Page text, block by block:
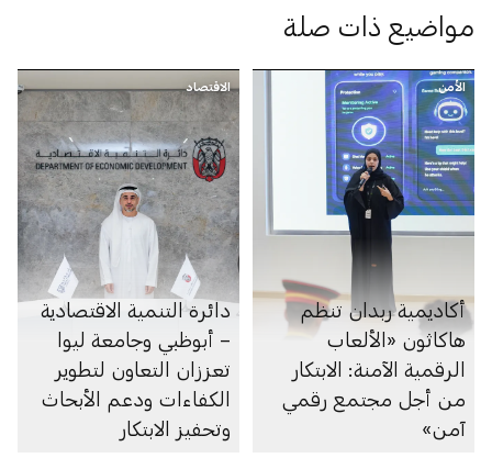
مواضيع ذات صلة
الأمن
أكاديمية ربدان تنظم
هاكاثون «الألعاب
الرقمية الآمنة: الابتكار
من أجل مجتمع رقمي
آمن»
الاقتصاد
دائرة التنمية الاقتصادية
– أبوظبي وجامعة ليوا
تعززان التعاون لتطوير
الكفاءات ودعم الأبحاث
وتحفيز الابتكار